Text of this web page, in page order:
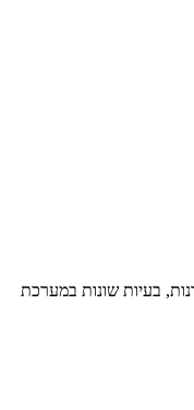
בעיות שונות במערכת